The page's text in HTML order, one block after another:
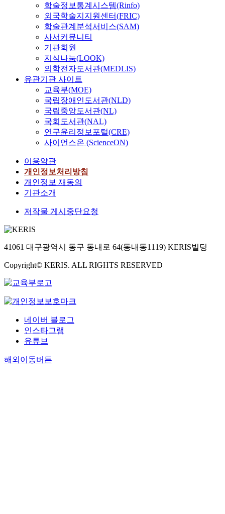
학술정보통계시스템(Rinfo)
외국학술지지원센터(FRIC)
학술관계분석서비스(SAM)
사서커뮤니티
기관회원
지식나눔(LOOK)
의학전자도서관(MEDLIS)
유관기관 사이트
교육부(MOE)
국립장애인도서관(NLD)
국립중앙도서관(NL)
국회도서관(NAL)
연구윤리정보포털(CRE)
사이언스온 (ScienceON)
이용약관
개인정보처리방침
개인정보 재동의
기관소개
저작물 게시중단요청
41061 대구광역시 동구 동내로 64(동내동1119) KERIS빌딩
Copyright© KERIS. ALL RIGHTS RESERVED
네이버 블로그
인스타그램
유튜브
해외이동버튼